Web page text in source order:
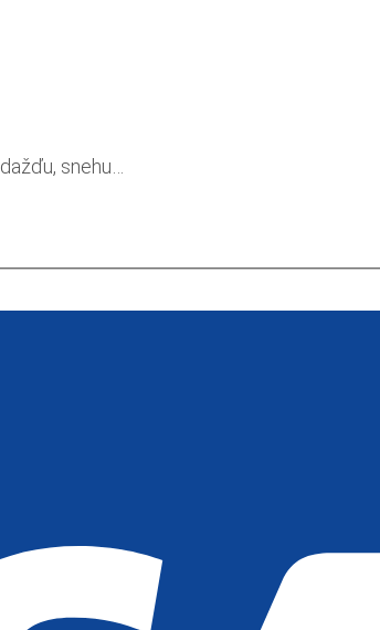
snehu…